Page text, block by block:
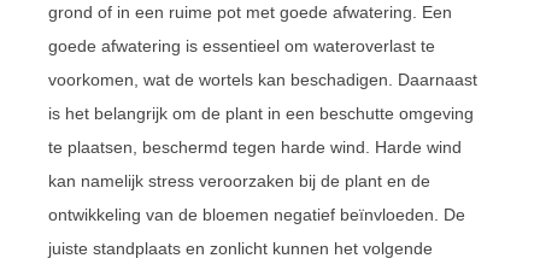
grond of in een ruime pot met goede afwatering. Een
goede afwatering is essentieel om wateroverlast te
voorkomen, wat de wortels kan beschadigen. Daarnaast
is het belangrijk om de plant in een beschutte omgeving
te plaatsen, beschermd tegen harde wind. Harde wind
kan namelijk stress veroorzaken bij de plant en de
ontwikkeling van de bloemen negatief beïnvloeden. De
juiste standplaats en zonlicht kunnen het volgende